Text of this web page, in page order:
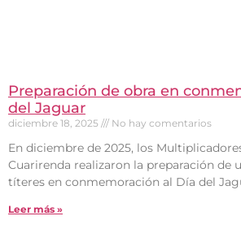
Preparación de obra en
del Jaguar
diciembre 18, 2025 No hay comentarios
En diciembre de 2025, los
Cuarirenda realizaron la preparación de
títeres en conmemoración al Día del
Leer más »